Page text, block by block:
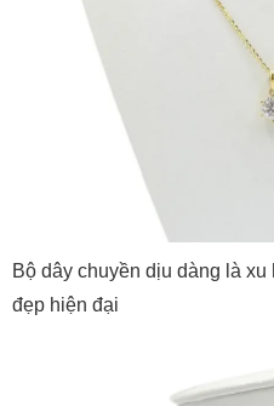
Bộ dây chuyền dịu dàng là
đẹp hiện đại